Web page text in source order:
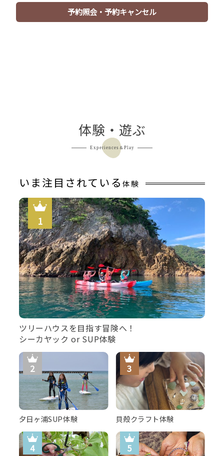
【貸切風呂】潮風を感じながら寛げる人気の貸切露天風
呂。
予約照会・予約キャンセル
体験・遊ぶ
Experiences＆Play
いま注目されている 体験
ツリーハウスを目指す冒険へ！
シーカヤック or SUP体験
夕日ヶ浦SUP体験 貝殻クラフト体験